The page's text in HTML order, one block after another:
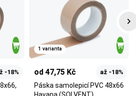
-18%
1 varianta
od 47,75 Kč až -18%
Páska samolepicí PVC 48x66
Havana (SOLVENT)